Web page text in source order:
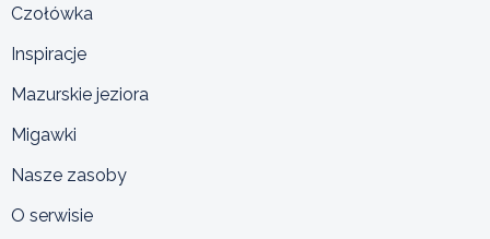
Czołówka
Inspiracje
Mazurskie jeziora
Migawki
Nasze zasoby
O serwisie